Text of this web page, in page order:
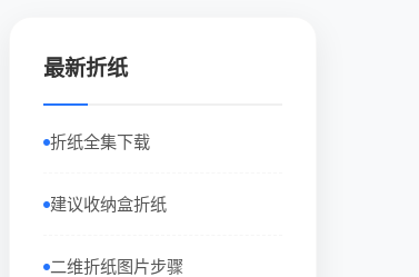
最新折纸
折纸全集下载
建议收纳盒折纸
二维折纸图片步骤